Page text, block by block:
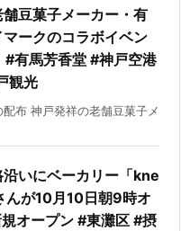
豆菓子メーカー・有
ークのコラボイベン
#有馬芳香堂 #神戸空港
観光
布 神戸発祥の老舗豆菓子メ
いにベーカリー「kne
んが10月10日朝9時オ
オープン #東灘区 #摂